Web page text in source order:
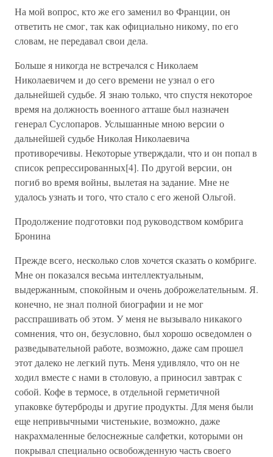
На мой вопрос, кто же его заменил во Франции, он
ответить не смог, так как официально никому, по его
словам, не передавал свои дела.
Больше я никогда не встречался с Николаем
Николаевичем и до сего времени не узнал о его
дальнейшей судьбе. Я знаю только, что спустя некоторое
время на должность военного атташе был назначен
генерал Суслопаров. Услышанные мною версии о
дальнейшей судьбе Николая Николаевича
противоречивы. Некоторые утверждали, что и он попал в
список репрессированных[4]. По другой версии, он
погиб во время войны, вылетая на задание. Мне не
удалось узнать и того, что стало с его женой Ольгой.
Продолжение подготовки под руководством комбрига
Бронина
Прежде всего, несколько слов хочется сказать о комбриге.
Мне он показался весьма интеллектуальным,
выдержанным, спокойным и очень доброжелательным. Я.
конечно, не знал полной биографии и не мог
расспрашивать об этом. У меня не вызывало никакого
сомнения, что он, безусловно, был хорошо осведомлен о
разведывательной работе, возможно, даже сам прошел
этот далеко не легкий путь. Меня удивляло, что он не
ходил вместе с нами в столовую, а приносил завтрак с
собой. Кофе в термосе, в отдельной герметичной
упаковке бутерброды и другие продукты. Для меня были
еще непривычными чистенькие, возможно, даже
накрахмаленные белоснежные салфетки, которыми он
покрывал специально освобожденную часть своего